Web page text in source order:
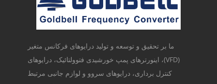
ما بر تحقیق و توسعه و تولید درایوهای فرکانس متغیر
(VFD)، اینورترهای پمپ خورشیدی فتوولتائیک، درایوهای
کنترل برداری، درایوهای سروو و لوازم جانبی مرتبط